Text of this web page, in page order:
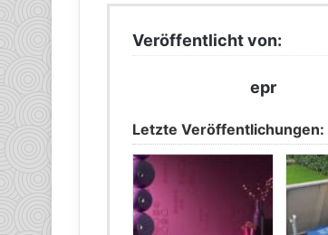
Veröffentlicht von:
epr
Letzte Veröffentlichungen: